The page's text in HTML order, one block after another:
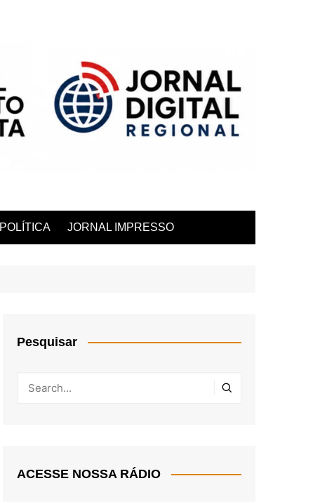
POLÍTICA JORNAL IMPRESSO
Pesquisar
ACESSE NOSSA RÁDIO